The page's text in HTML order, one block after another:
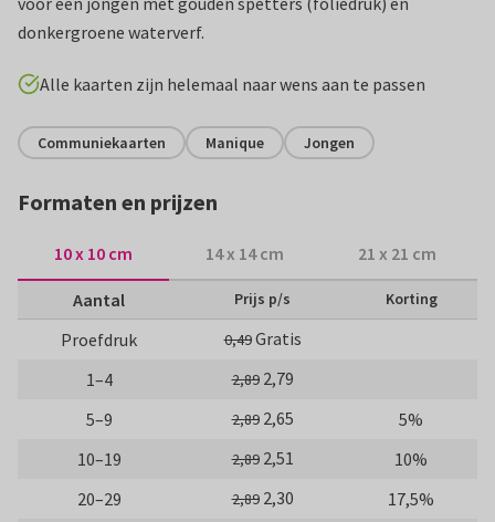
donkergroene waterverf.
Alle kaarten zijn helemaal naar wens aan te passen
Communiekaarten Manique Jongen
Formaten en prijzen
10 x 10 cm 14 x 14 cm 21 x 21 cm
Aantal Prijs p/s Korting
Proefdruk 0,49Gratis
1–4
2,89 2,79
5–9
2,89 2,65
5%
10–19
2,89 2,51
10%
20–29
2,89 2,30
17,5%